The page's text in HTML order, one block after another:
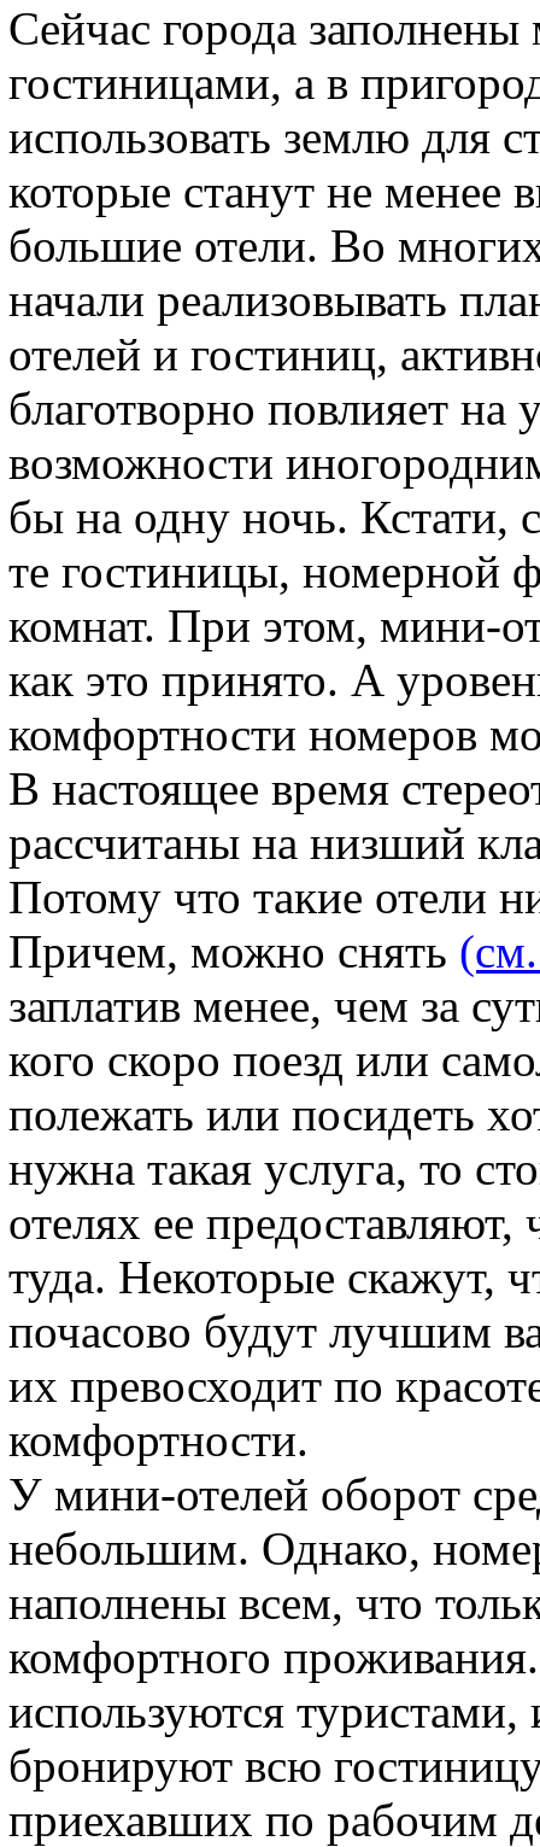
Сейчас города
гостиницами, а в
использовать землю для
которые станут не менее
большие отели. Во
начали реализовывать
отелей и гостиниц,
благотворно повлияет на
возможности
бы на одну ночь. Кстати,
те гостиницы, номерной
комнат. При этом, мини-
как это принято. А
комфортности номеров
В настоящее время
рассчитаны на низший
Потому что такие отели
Причем, можно снять
заплатив менее, чем за
кого скоро поезд или
полежать или посидеть
нужна такая услуга, то
отелях ее
туда. Некоторые скажут,
почасово будут лучшим
их превосходит по
комфортности.
У мини-отелей оборот
небольшим. Однако,
наполнены всем, что
комфортного
используются
бронируют всю
приехавших по рабочим